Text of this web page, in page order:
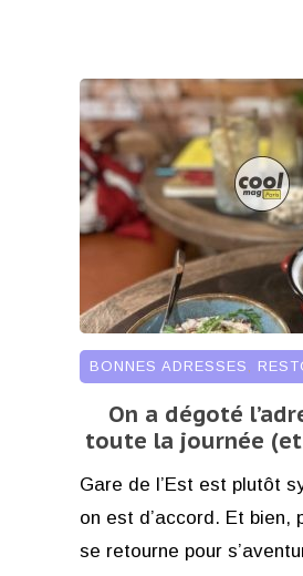
BONNES ADRESSES
On a dégoté
toute la journée
Gare de l’Est est plutôt
on est d’accord. Et bien,
se retourne pour